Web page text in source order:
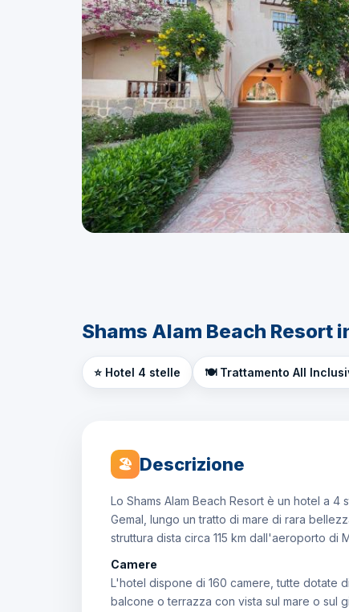
Shams Alam Beach Resort
⭐ Hotel 4 stelle 🍽️ Trattamento All
🏖 Descrizione
Lo Shams Alam Beach Resort è un hotel a
Gemal, lungo un tratto di mare di rara
struttura dista circa 115 km dall'aeroporto di
Camere
L'hotel dispone di 160 camere, tutte dotate
balcone o terrazza con vista sul mare o sul